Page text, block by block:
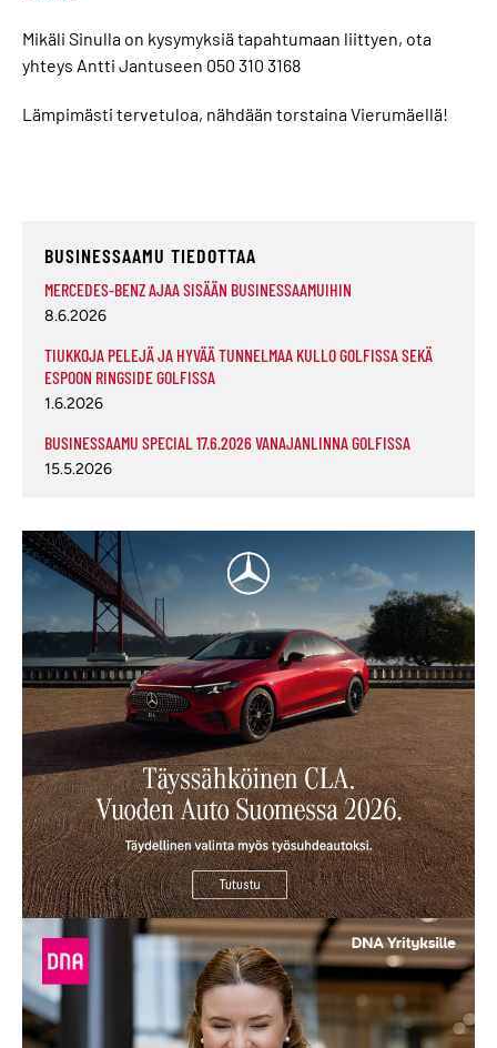
Mikäli Sinulla on kysymyksiä tapahtumaan liittyen, ota
yhteys Antti Jantuseen 050 310 3168
Lämpimästi tervetuloa, nähdään torstaina Vierumäellä!
BUSINESSAAMU TIEDOTTAA
MERCEDES-BENZ AJAA SISÄÄN BUSINESSAAMUIHIN
8.6.2026
TIUKKOJA PELEJÄ JA HYVÄÄ TUNNELMAA KULLO GOLFISSA SEKÄ
ESPOON RINGSIDE GOLFISSA
1.6.2026
BUSINESSAAMU SPECIAL 17.6.2026 VANAJANLINNA GOLFISSA
15.5.2026